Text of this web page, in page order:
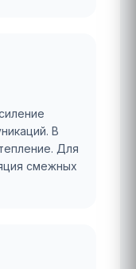
В
Для
смежных